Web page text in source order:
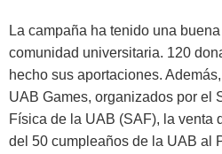
La campaña ha tenido una
comunidad universitaria. 120
hecho sus aportaciones.
UAB Games, organizados por el
Física de la UAB (SAF), la venta
del 50 cumpleaños de la UAB al